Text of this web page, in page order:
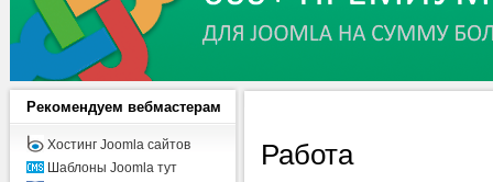
Работа
Рекомендуем вебмастерам
Хостинг Joomla сайтов
Шаблоны Joomla тут